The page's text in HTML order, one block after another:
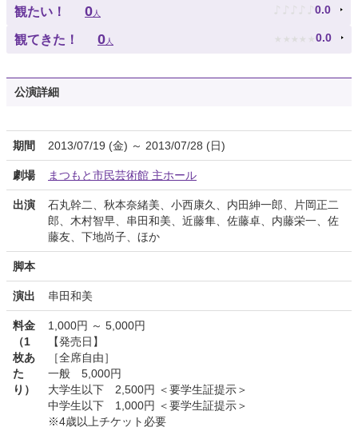
観たい！ 0人 ♪ ♪ ♪ ♪ ♪ 0.0
観てきた！ 0人 ★ ★ ★ ★ ★ 0.0
公演詳細
期間 2013/07/19 (金) ～ 2013/07/28 (日)
劇場 まつもと市民芸術館 主ホール
出演
石丸幹二、秋本奈緒美、小西康久、内田紳一郎、片岡正二
郎、木村智早、串田和美、近藤隼、佐藤卓、内藤栄一、佐
藤友、下地尚子、ほか
脚本
演出 串田和美
料金
（1
枚あ
た
り）
1,000円 ～ 5,000円
【発売日】
［全席自由］
一般 5,000円
大学生以下 2,500円 ＜要学生証提示＞
中学生以下 1,000円 ＜要学生証提示＞
※4歳以上チケット必要